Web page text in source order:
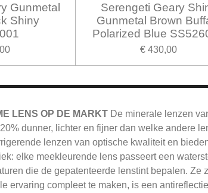
Gunmetal
Shiny
Serengeti Geary
Gunmetal Brown
Polarized Blue
€ 430,00
LENS OP DE MARKT De minerale lenzen
dunner, lichter en fijner dan welke andere
lenzen van optische kwaliteit en
elke meekleurende lens passeert een
die de gepatenteerde lenstint bepalen. Ze
ervaring compleet te maken, is een